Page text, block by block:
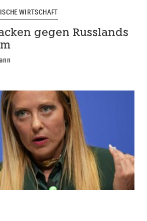
WIRTSCHAFT
gegen Russlands